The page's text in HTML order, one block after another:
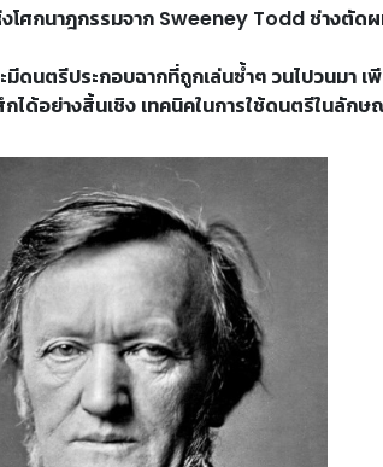
โศกนาฎกรรมจาก Sweeney Todd ช่างตั
มีดนตรีประกอบฉากที่ถูกเล่นซ้ำๆ วนไปวนมา
ได้อย่างสิ้นเชิง เทคนิคในการใช้ดนตรีในลัก